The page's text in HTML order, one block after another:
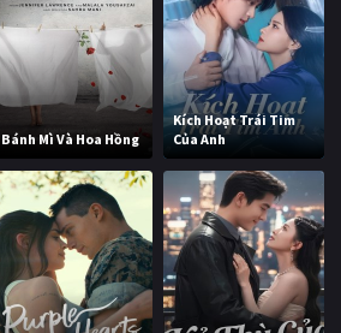
Bánh Mì Và Hoa Hồng
Kích Hoạt Trái Tim
Của Anh